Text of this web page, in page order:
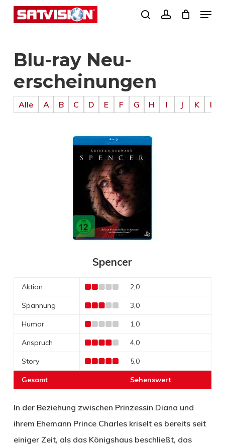
Skip
content
search
Menu
Blu-ray Neu­
erscheinung­en
Alle A B C D E F G H I J K L
Spencer
Aktion 2,0
Spannung 3,0
Humor 1,0
Anspruch 4,0
Story 5,0
Gesamt Sehenswert
In der Beziehung zwischen Prinzessin Diana und
ihrem Ehemann Prince Charles kriselt es bereits seit
einiger Zeit, als das Königshaus beschließt, das